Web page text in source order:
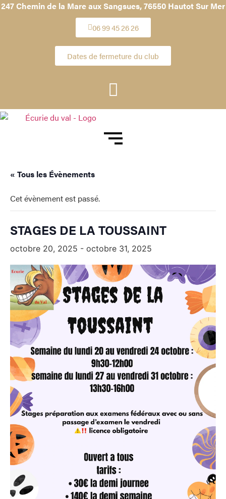
247 Chemin de la Mare aux Sangsues,76550 Hautot Sur Mer
06 99 45 26 26
Dates de fermeture du club
« Tous les Évènements
Cet évènement est passé.
STAGES DE LA TOUSSAINT
octobre 20, 2025 - octobre 31, 2025